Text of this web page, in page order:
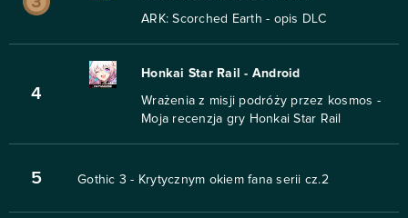
ARK: Scorched Earth - opis DLC
4
Honkai Star Rail - Android
Wrażenia z misji podróży przez kosmos -
Moja recenzja gry Honkai Star Rail
5 Gothic 3 - Krytycznym okiem fana serii cz.2